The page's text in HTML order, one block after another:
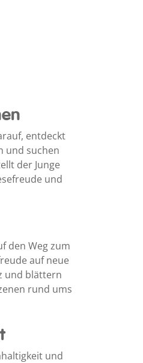
entdeckt
und suchen
der Junge
und
den Weg zum
auf neue
und blättern
rund ums
und